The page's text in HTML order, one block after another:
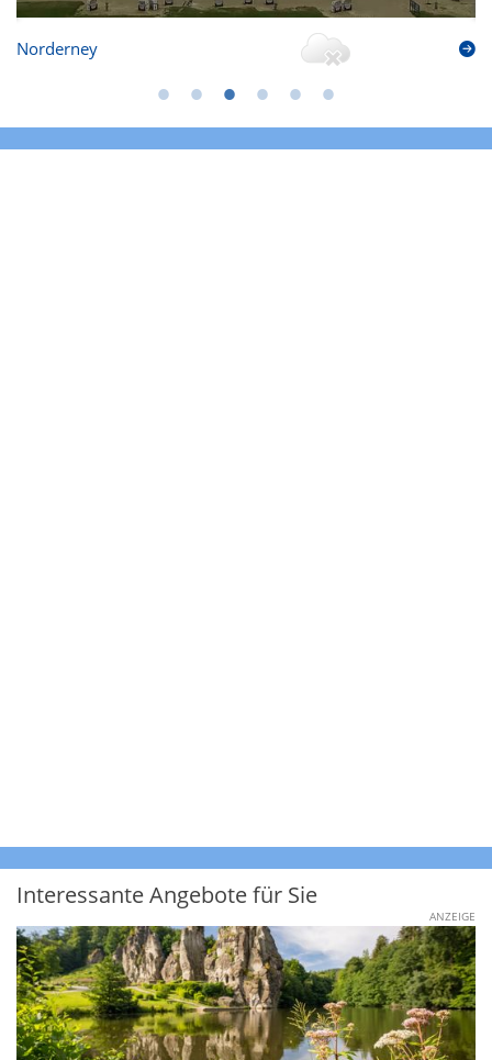
Norderney
Interessante Angebote für Sie
ANZEIGE